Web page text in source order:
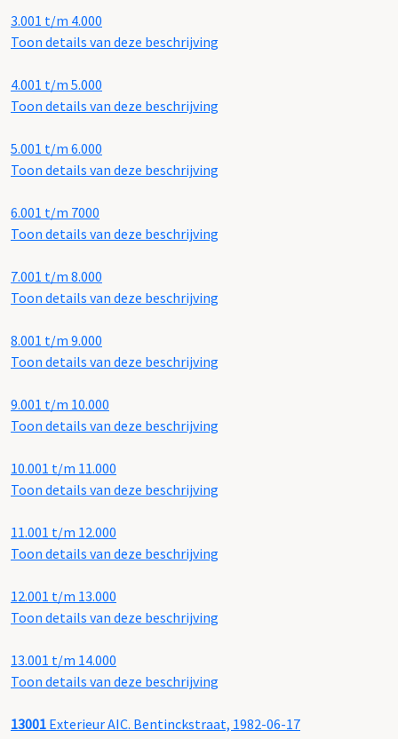
3.001 t/m 4.000
Toon details van deze beschrijving
4.001 t/m 5.000
Toon details van deze beschrijving
5.001 t/m 6.000
Toon details van deze beschrijving
6.001 t/m 7000
Toon details van deze beschrijving
7.001 t/m 8.000
Toon details van deze beschrijving
8.001 t/m 9.000
Toon details van deze beschrijving
9.001 t/m 10.000
Toon details van deze beschrijving
10.001 t/m 11.000
Toon details van deze beschrijving
11.001 t/m 12.000
Toon details van deze beschrijving
12.001 t/m 13.000
Toon details van deze beschrijving
13.001 t/m 14.000
Toon details van deze beschrijving
13001 Exterieur AIC. Bentinckstraat, 1982-06-17